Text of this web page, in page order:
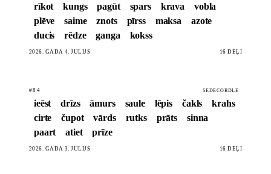
rīkot kungs pagūt spars krava
vobla
plēve
saime znots pīrss maksa
azote
ducis
rēdze ganga kokss
2026. GADA 4. JŪLIJS 16 DĒĻI
#84 SEDECORDLE
ieēst drīzs āmurs saule lēpis čakls
krahs
cirte
čupot vārds rutks prāts
sinna
paart
atiet prīze
2026. GADA 3. JŪLIJS 16 DĒĻI